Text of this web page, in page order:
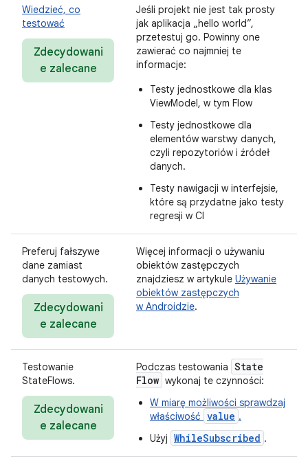
Wiedzieć, co
testować
Zdecydowani
e zalecane
Jeśli projekt nie jest tak prosty
jak aplikacja „hello world”,
przetestuj go. Powinny one
zawierać co najmniej te
informacje:
Testy jednostkowe dla klas
ViewModel, w tym Flow
Testy jednostkowe dla
elementów warstwy danych,
czyli repozytoriów i źródeł
danych.
Testy nawigacji w interfejsie,
które są przydatne jako testy
regresji w CI
Preferuj fałszywe
dane zamiast
danych testowych.
Zdecydowani
e zalecane
Więcej informacji o używaniu
obiektów zastępczych
znajdziesz w artykule Używanie
obiektów zastępczych
w Androidzie.
Testowanie
StateFlows.
Zdecydowani
e zalecane
Podczas testowania State
Flow wykonaj te czynności:
W miarę możliwości sprawdzaj
właściwość value .
Użyj WhileSubscribed .